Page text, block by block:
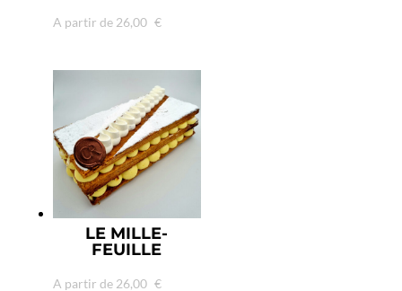
A partir de 26,00 €
LE MILLE-
FEUILLE
A partir de 26,00 €